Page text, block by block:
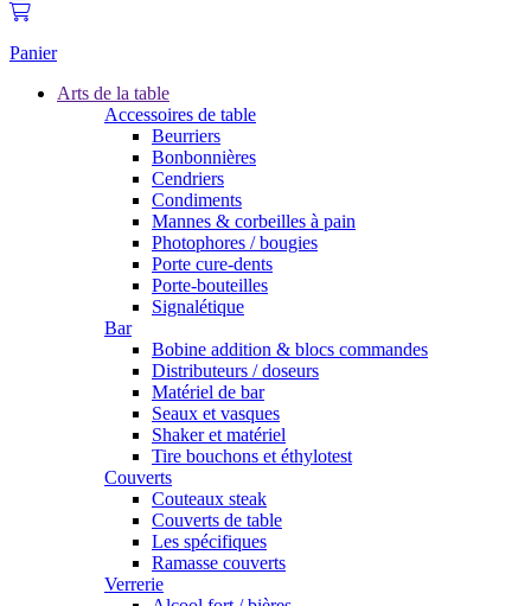
Panier
Arts de la table
Accessoires de table
Beurriers
Bonbonnières
Cendriers
Condiments
Mannes & corbeilles à pain
Photophores / bougies
Porte cure-dents
Porte-bouteilles
Signalétique
Bar
Bobine addition & blocs commandes
Distributeurs / doseurs
Matériel de bar
Seaux et vasques
Shaker et matériel
Tire bouchons et éthylotest
Couverts
Couteaux steak
Couverts de table
Les spécifiques
Ramasse couverts
Verrerie